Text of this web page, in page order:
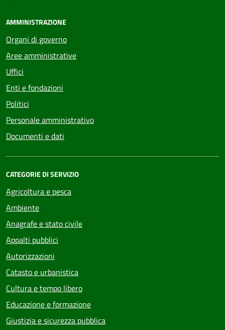
AMMINISTRAZIONE
Organi di governo
Aree amministrative
Uffici
Enti e fondazioni
Politici
Personale amministrativo
Documenti e dati
CATEGORIE DI SERVIZIO
Agricoltura e pesca
Ambiente
Anagrafe e stato civile
Appalti pubblici
Autorizzazioni
Catasto e urbanistica
Cultura e tempo libero
Educazione e formazione
Giustizia e sicurezza pubblica